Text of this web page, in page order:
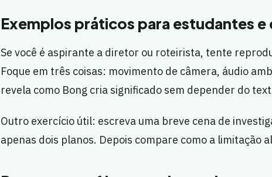
Exemplos práticos para estudantes e
Se você é aspirante a diretor ou roteirista, tente
Foque em três coisas: movimento de câmera, áudio
revela como Bong cria significado sem depender do
Outro exercício útil: escreva uma breve cena de
apenas dois planos. Depois compare como a limitação